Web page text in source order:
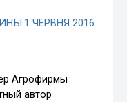
·1 ЧЕРВНЯ 2016
Агрофирмы
автор